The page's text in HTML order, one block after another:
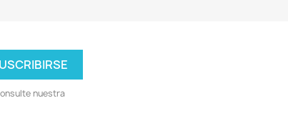
nuestra